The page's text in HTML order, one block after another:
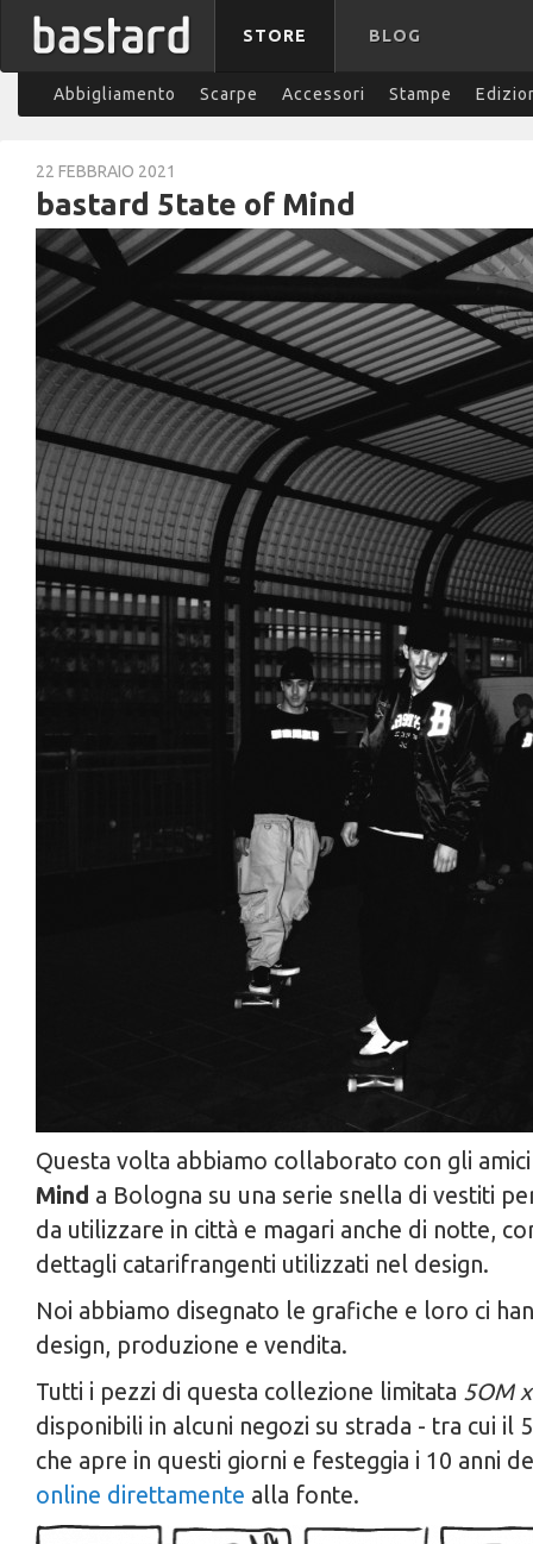
STORE BLOG
Abbigliamento Scarpe Accessori Stampe
22 FEBBRAIO 2021
bastard 5tate of Mind
Questa volta abbiamo collaborato con gli
Mind a Bologna su una serie snella di vestiti
da utilizzare in città e magari anche di notte,
dettagli catarifrangenti utilizzati nel design.
Noi abbiamo disegnato le grafiche e loro ci
design, produzione e vendita.
Tutti i pezzi di questa collezione limitata 5OM
disponibili in alcuni negozi su strada - tra cui il
che apre in questi giorni e festeggia i 10 anni
online direttamente alla fonte.